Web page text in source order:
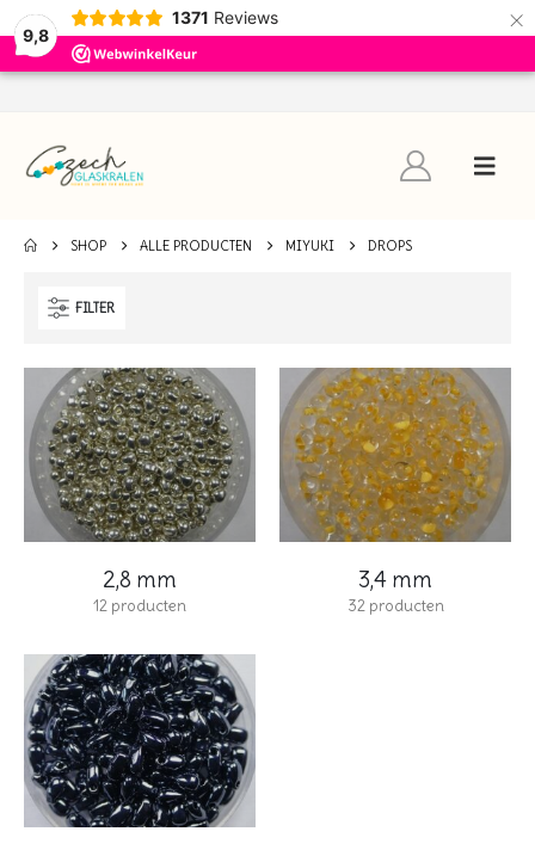
9,8
1371 Reviews ×
SHOP ALLE PRODUCTEN MIYUKI DROPS
FILTER
2,8 mm
12 producten
3,4 mm
32producten